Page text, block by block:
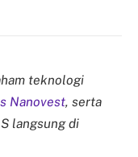
teknologi
Nanovest, serta
langsung di